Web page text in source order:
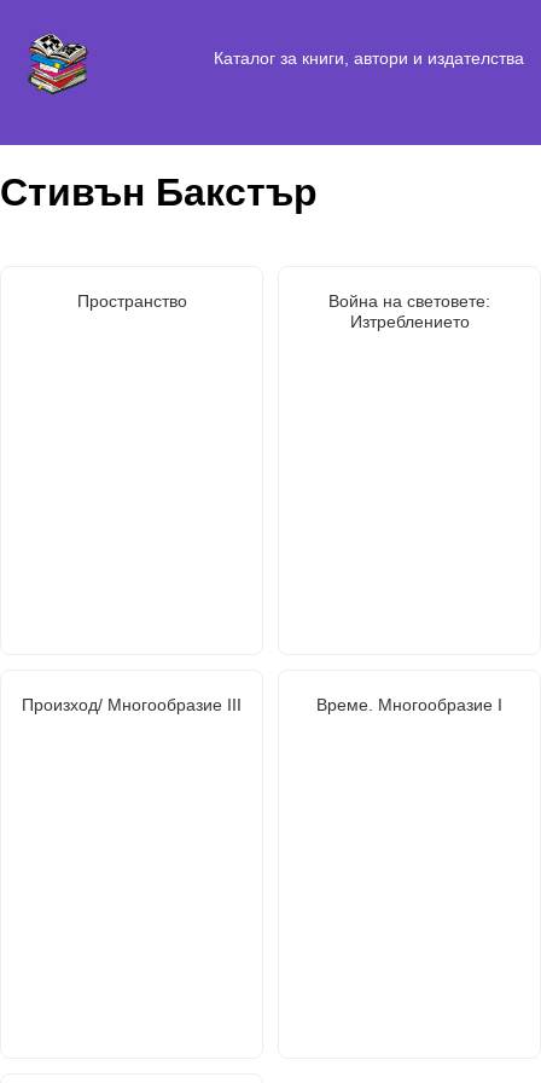
Каталог за книги, автори и издателства
Стивън Бакстър
Пространство
Война на световете:
Изтреблението
Произход/ Многообразие III Време. Многообразие I